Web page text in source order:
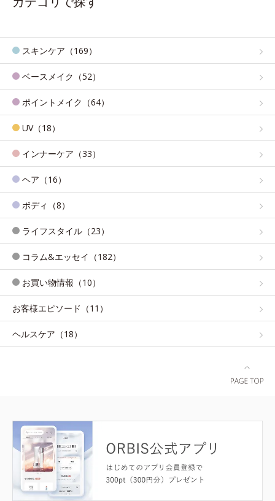
スキンケア（169）
ベースメイク（52）
ポイントメイク（64）
UV（18）
インナーケア（33）
ヘア（16）
ボディ（8）
ライフスタイル（23）
コラム&エッセイ（182）
お買い物情報（10）
お客様エピソード（11）
ヘルスケア（18）